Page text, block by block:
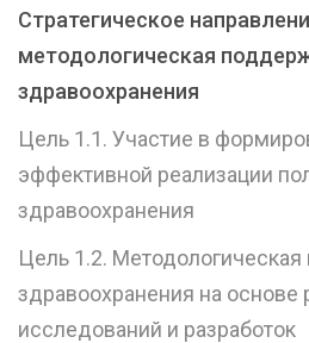
Cтратегическое
методологическая
здравоохранения
Цель 1.1. Участие в
эффективной реализации
здравоохранения
Цель 1.2.
здравоохранения на основе
исследований и разработок